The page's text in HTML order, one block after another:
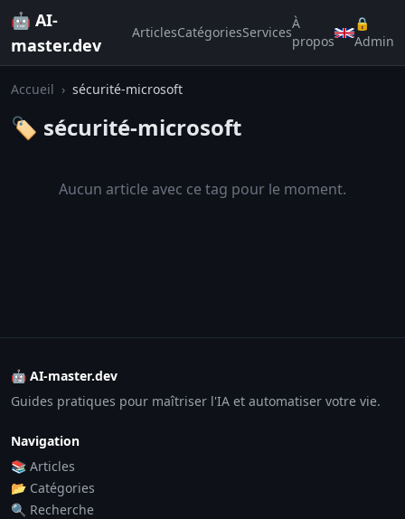
🤖 AI-
master.dev
ArticlesCatégoriesServices
À
propos
🔒
Admin
Accueil › sécurité-microsoft
🏷️ sécurité-microsoft
Aucun article avec ce tag pour le moment.
🤖 AI-master.dev
Guides pratiques pour maîtriser l'IA et automatiser votre vie.
Navigation
📚 Articles
📂 Catégories
🔍 Recherche